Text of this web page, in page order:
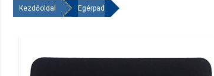
Kezdőoldal Egérpad